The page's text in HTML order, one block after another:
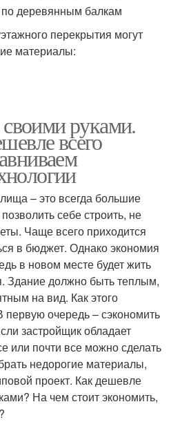
деревянным балкам
перекрытия могут
материалы:
руками.
всего
– это всегда большие
себе строить, не
Чаще всего приходится
в бюджет. Однако экономия
в новом месте будет жить
Здание должно быть теплым,
на вид. Как этого
первую очередь – сэкономить
застройщик обладает
или почти все можно сделать
недорогие материалы,
проект. Как дешевле
На чем стоит экономить,